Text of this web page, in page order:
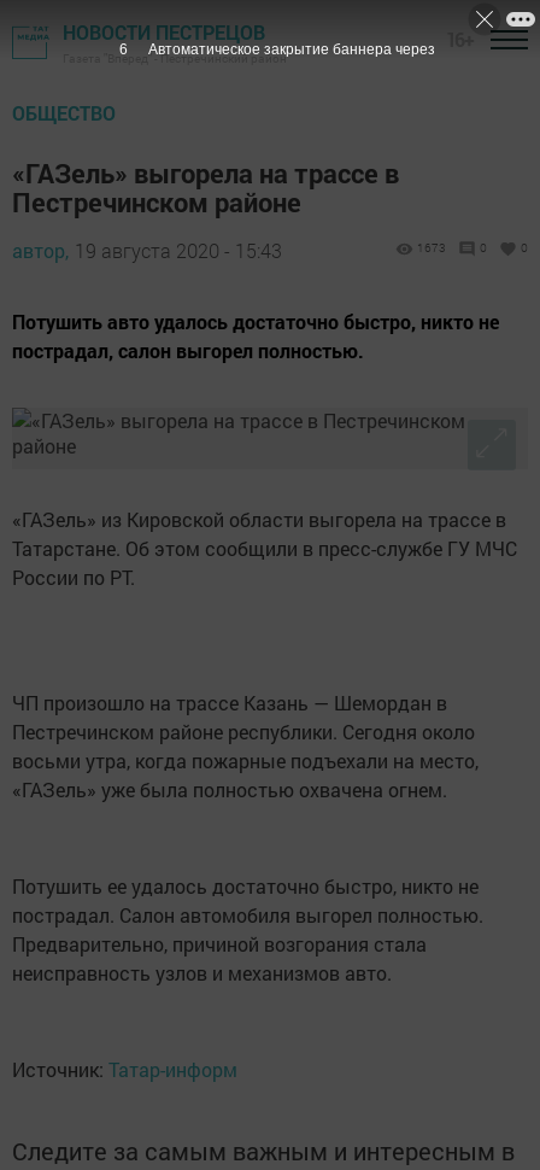
НОВОСТИ ПЕСТРЕЦОВ
Газета "Вперед" - Пестречинский район
ОБЩЕСТВО
«ГАЗель» выгорела на трассе в
Пестречинском районе
автор, 19 августа 2020 - 15:43 1673 0 0
Потушить авто удалось достаточно быстро, никто не
пострадал, салон выгорел полностью.
«ГАЗель» из Кировской области выгорела на трассе в
Татарстане. Об этом сообщили в пресс-службе ГУ МЧС
России по РТ.
ЧП произошло на трассе Казань — Шемордан в
Пестречинском районе республики. Сегодня около
восьми утра, когда пожарные подъехали на место,
«ГАЗель» уже была полностью охвачена огнем.
Потушить ее удалось достаточно быстро, никто не
пострадал. Салон автомобиля выгорел полностью.
Предварительно, причиной возгорания стала
неисправность узлов и механизмов авто.
Источник: Татар-информ
Следите за самым важным и интересным в
5 Автоматическое закрытие баннера через